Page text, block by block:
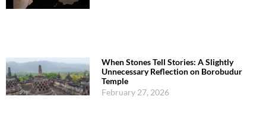
When Stones Tell Stories: A Slightly
Unnecessary Reflection on Borobudur
Temple
February 27, 2026